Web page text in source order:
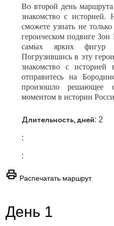
Во второй день
знакомство с
сможете узнать не
героическом подвиге
самых ярких фигур
Погрузившись в эту
знакомство с
отправитесь на
произошло решающее
моментом в истории
Длительность, дней: 2
:
:
print Распечатать маршрут
День 1